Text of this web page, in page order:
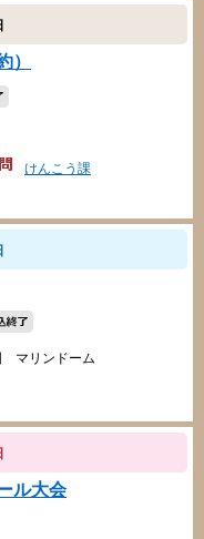
）
けんこう課
マリンドーム
ル大会